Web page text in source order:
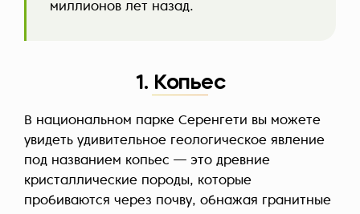
миллионов лет назад.
1. Копьес
В национальном парке Серенгети вы можете
увидеть удивительное геологическое явление
под названием копьес — это древние
кристаллические породы, которые
пробиваются через почву, обнажая гранитные